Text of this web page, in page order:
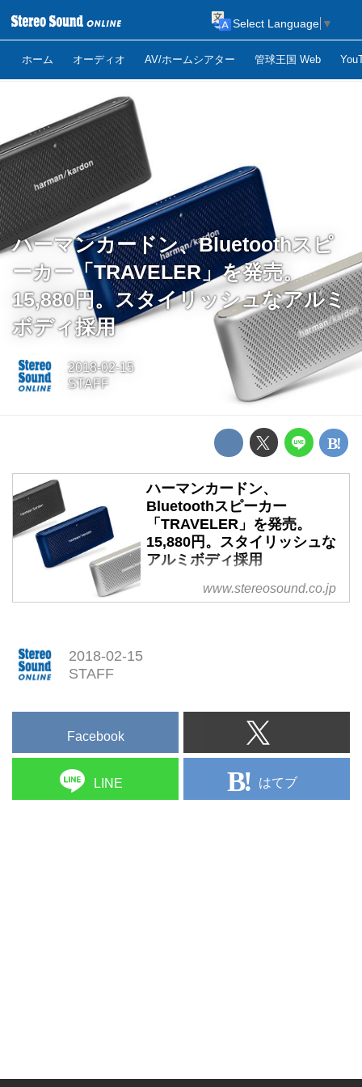
ホーム オーディオ AV/ホームシアター 管球王国 Web
Select Language ▼
ハーマンカードン、Bluetoothスピ
ーカー「TRAVELER」を発売。
15,880円。スタイリッシュなアルミ
ボディ採用
2018-02-15
STAFF
ハーマンカードン、
Bluetoothスピーカー
「TRAVELER」を発売。
15,880円。スタイリッシュな
アルミボディ採用
www.stereosound.co.jp
2018-02-15
STAFF
Facebook
LINE はてブ